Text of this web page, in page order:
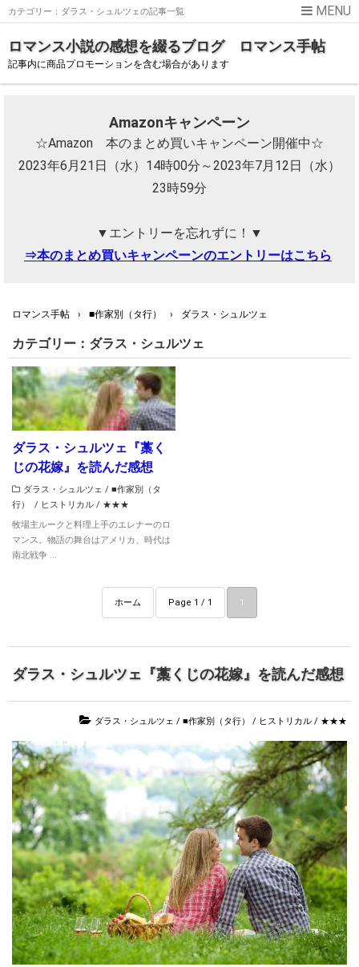
カテゴリー：ダラス・シュルツェの記事一覧
ロマンス小説の感想を綴るブログ ロマンス手帖
記事内に商品プロモーションを含む場合があります
Amazonキャンペーン
☆Amazon 本のまとめ買いキャンペーン開催中☆
2023年6月21日（水）14時00分～2023年7月12日（水）
23時59分
▼エントリーを忘れずに！▼
⇒本のまとめ買いキャンペーンのエントリーはこちら
ロマンス手帖 › ■作家別（タ行） › ダラス・シュルツェ
カテゴリー：ダラス・シュルツェ
ダラス・シュルツェ『藁く
じの花嫁』を読んだ感想
ダラス・シュルツェ / ■作家別（タ
行）
/ ヒストリカル / ★★★
牧場主ルークと料理上手のエレナーのロ
マンス。物語の舞台はアメリカ、時代は
南北戦争 ...
ホーム Page 1 / 1 1
ダラス・シュルツェ『藁くじの花嫁』を読んだ感想
ダラス・シュルツェ / ■作家別（タ行） / ヒストリカル / ★★★